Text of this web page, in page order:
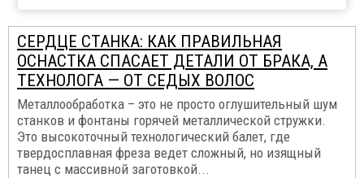
СЕРДЦЕ СТАНКА: КАК ПРАВИЛЬНАЯ
ОСНАСТКА СПАСАЕТ ДЕТАЛИ ОТ БРАКА, А
ТЕХНОЛОГА — ОТ СЕДЫХ ВОЛОС
Металлообработка – это не просто оглушительный шум
станков и фонтаны горячей металлической стружки.
Это высокоточный технологический балет, где
твердосплавная фреза ведет сложный, но изящный
танец с массивной заготовкой...